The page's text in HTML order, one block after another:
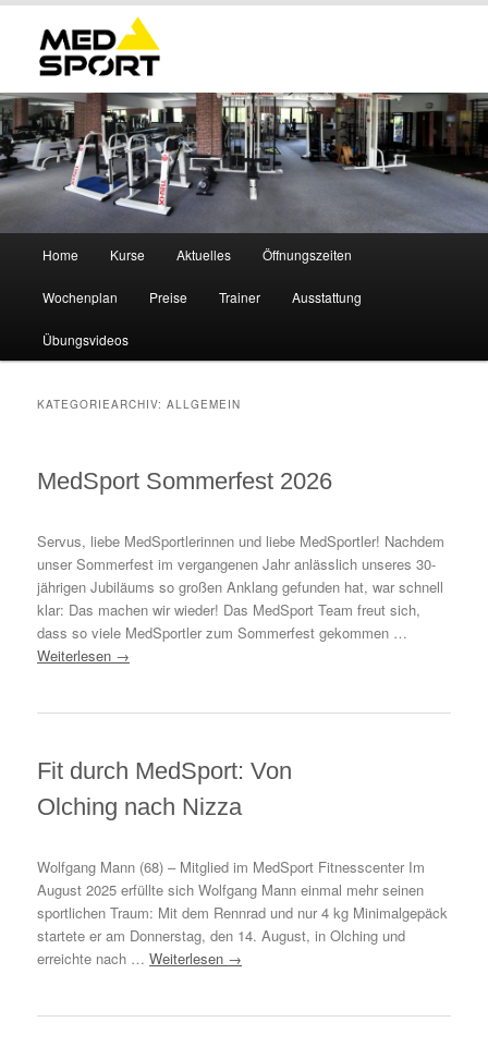
Zum
primären
Inhalt
springen
Zum
sekundären
Inhalt
springen
Home Kurse Aktuelles Öffnungszeiten
Wochenplan Preise Trainer Ausstattung
Übungsvideos
KATEGORIEARCHIV:ALLGEMEIN
MedSport Sommerfest 2026
Servus, liebe MedSportlerinnen und liebe MedSportler! Nachdem
unser Sommerfest im vergangenen Jahr anlässlich unseres 30-
jährigen Jubiläums so großen Anklang gefunden hat, war schnell
klar: Das machen wir wieder! Das MedSport Team freut sich,
dass so viele MedSportler zum Sommerfest gekommen …
Weiterlesen →
Fit durch MedSport: Von
Olching nach Nizza
Wolfgang Mann (68) – Mitglied im MedSport Fitnesscenter Im
August 2025 erfüllte sich Wolfgang Mann einmal mehr seinen
sportlichen Traum: Mit dem Rennrad und nur 4 kg Minimalgepäck
startete er am Donnerstag, den 14. August, in Olching und
erreichte nach …Weiterlesen →